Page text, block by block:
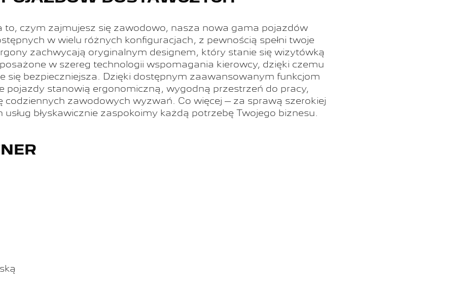
to, czym zajmujesz się zawodowo, nasza nowa gama pojazdów
w wielu różnych konfiguracjach, z pewnością spełni twoje
zachwycają oryginalnym designem, który stanie się wizytówką
w szereg technologii wspomagania kierowcy, dzięki czemu
się bezpieczniejsza. Dzięki dostępnym zaawansowanym funkcjom
pojazdy stanowią ergonomiczną, wygodną przestrzeń do pracy,
codziennych zawodowych wyzwań. Co więcej – za sprawą szerokiej
błyskawicznie zaspokoimy każdą potrzebę Twojego biznesu.